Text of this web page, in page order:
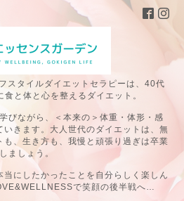
スタイルダイエットセラピーは、40代
と体と心を整えるダイエット。
びながら、＜本来の＞体重・体形・感
きます。大人世代のダイエットは、無
、生き方も、我慢と頑張り過ぎは卒業
しましょう。
にしたかったことを自分らしく楽しん
で笑顔の後半戦へ…